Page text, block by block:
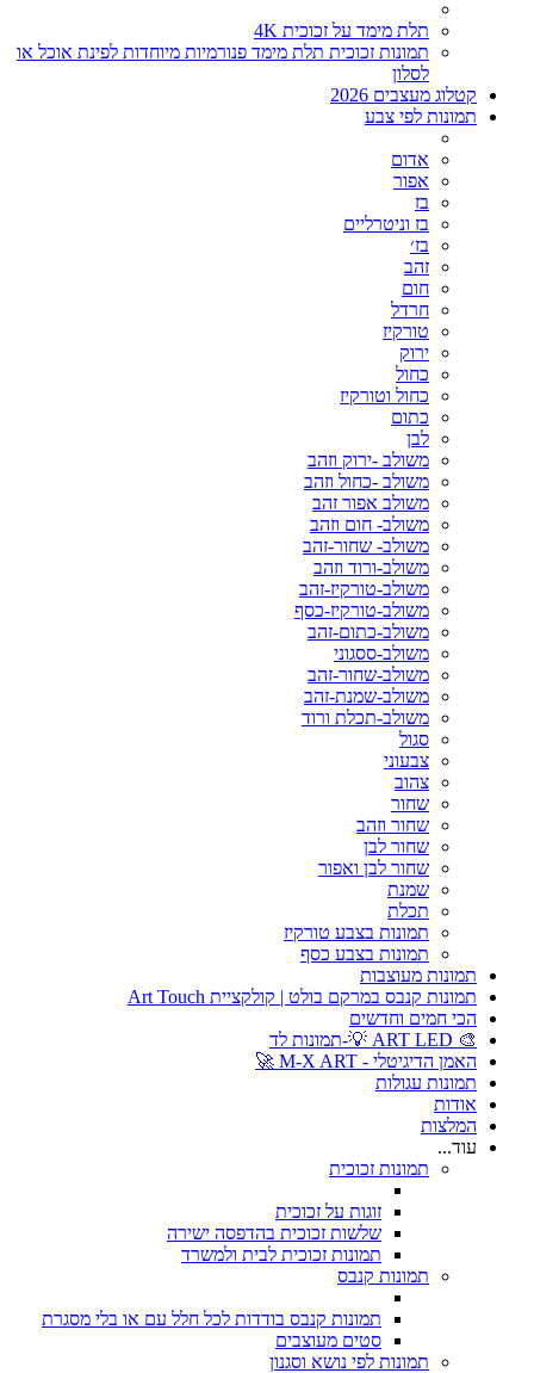
תלת מימד על זכוכית 4K
תמונות זכוכית תלת מימד פנורמיות מיוחדות לפינת אוכל או
לסלון
קטלוג מעצבים 2026
תמונות לפי צבע
אדום
אפור
בז
בז וניטרליים
בז׳
זהב
חום
חרדל
טורקיז
ירוק
כחול
כחול וטורקיז
כתום
לבן
משולב -ירוק וזהב
משולב -כחול וזהב
משולב אפור זהב
משולב- חום וזהב
משולב- שחור-זהב
משולב-ורוד וזהב
משולב-טורקיז-זהב
משולב-טורקיז-כסף
משולב-כתום-זהב
משולב-ססגוני
משולב-שחור-זהב
משולב-שמנת-זהב
משולב-תכלת ורוד
סגול
צבעוני
צהוב
שחור
שחור וזהב
שחור לבן
שחור לבן ואפור
שמנת
תכלת
תמונות בצבע טורקיז
תמונות בצבע כסף
תמונות מעוצבות
תמונות קנבס במרקם בולט | קולקציית Art Touch
הכי חמים וחדשים
🎨 ART LED 💡-תמונות לד
האמן הדיגיטלי - M-X ART 🚀
תמונות עגולות
אודות
המלצות
עוד...
תמונות זכוכית
זוגות על זכוכית
שלשות זכוכית בהדפסה ישירה
תמונות זכוכית לבית ולמשרד
תמונות קנבס
תמונות קנבס בודדות לכל חלל עם או בלי מסגרת
סטים מעוצבים
תמונות לפי נושא וסגנון